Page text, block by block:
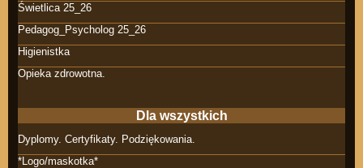
Świetlica 25_26
Pedagog_Psycholog 25_26
Higienistka
Opieka zdrowotna.
Dla wszystkich
Dyplomy. Certyfikaty. Podziękowania.
*Logo/maskotka*